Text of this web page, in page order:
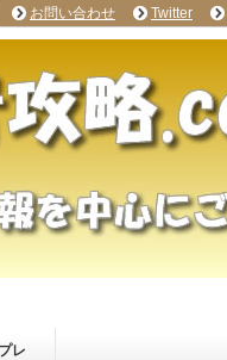
レ
お問い合わせ Twitter